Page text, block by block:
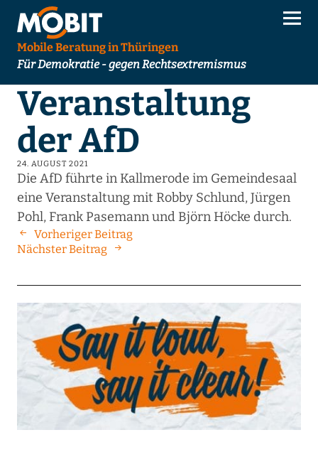
Mobile Beratung in Thüringen
Für Demokratie - gegen Rechtsextremismus
Veranstaltung
der AfD
24. AUGUST 2021
Die AfD führte in Kallmerode im Gemeindesaal
eine Veranstaltung mit Robby Schlund, Jürgen
Pohl, Frank Pasemann und Björn Höcke durch.
Vorheriger Beitrag
Nächster Beitrag